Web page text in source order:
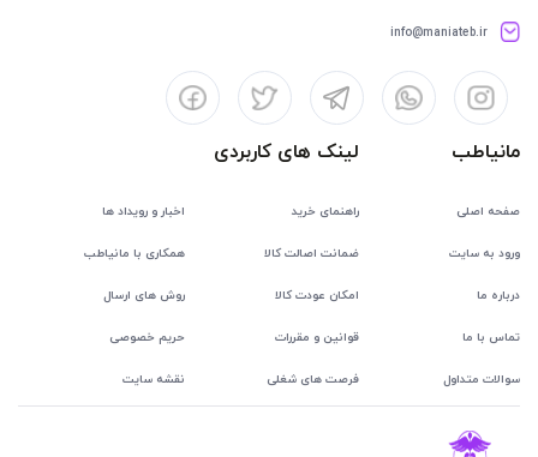
info@maniateb.ir
مانیاطب
صفحه اصلی
ورود به سایت
درباره ما
تماس با ما
سوالات متداول
لینک های کاربردی
راهنمای خرید اخبار و رویداد ها
ضمانت اصالت کالا همکاری با مانیاطب
امکان عودت کالا روش های ارسال
قوانین و مقررات حریم خصوصی
فرصت های شغلی نقشه سایت